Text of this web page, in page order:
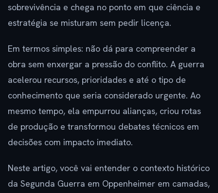
sobrevivência e chega no ponto em que ciência e
estratégia se misturam sem pedir licença.
Em termos simples: não dá para compreender a
obra sem enxergar a pressão do conflito. A guerra
acelerou recursos, prioridades e até o tipo de
conhecimento que seria considerado urgente. Ao
mesmo tempo, ela empurrou alianças, criou rotas
de produção e transformou debates técnicos em
decisões com impacto imediato.
Neste artigo, você vai entender o contexto histórico
da Segunda Guerra em Oppenheimer em camadas,